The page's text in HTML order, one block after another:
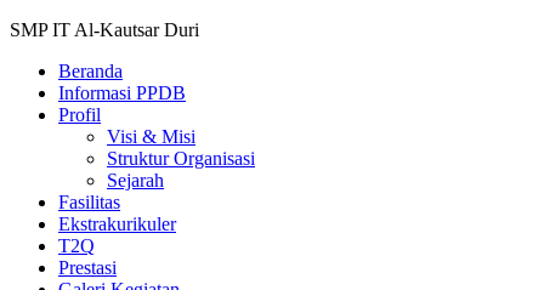
SMP IT Al-Kautsar Duri
Beranda
Informasi PPDB
Profil
Visi & Misi
Struktur Organisasi
Sejarah
Fasilitas
Ekstrakurikuler
T2Q
Prestasi